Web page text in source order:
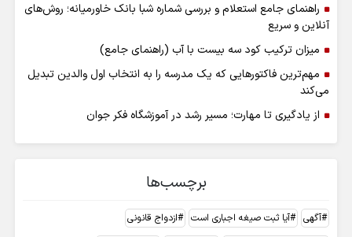
راهنمای جامع استعلام و بررسی شماره شبا بانک خاورمیانه؛ روش‌های
آنلاین و سریع
میزان ترکیب کود سه بیست با آب (راهنمای جامع)
مهم‌ترین فاکتورهایی که یک مدرسه را به انتخاب اول والدین تبدیل
می‌کند
از یادگیری تا مهارت؛ مسیر رشد در آموزشگاه فکر جوان
برچسب‌ها
آگهی آیا ثبت صیغه اجباری است
ازدواج قانونی